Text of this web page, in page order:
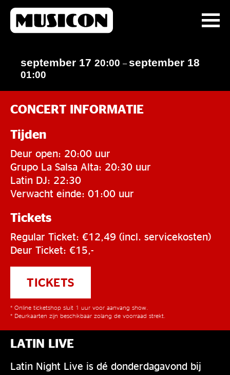
september 17 20:00 – september 18
01:00
CONCERT INFORMATIE
Tijden
Deur open: 20:00 uur
Grupo La Salsa Alta: 20:30 uur
Latin DJ: 22:30
Verwacht einde: 01:00 uur
Tickets
Regular Ticket: €12,49 (incl. servicekosten)
Deur Ticket: €15,-
TICKETS
* Online ticketshop sluit 1 uur voor aanvang show.
* Deurkaarten zijn beschikbaar zolang de voorraad strekt.
LATIN LIVE
Latin Night Live is dé donderdagavond bij